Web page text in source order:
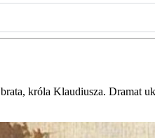
króla Klaudiusza. Dramat